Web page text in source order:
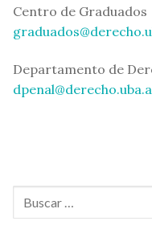
Centro de Graduados
Departamento de